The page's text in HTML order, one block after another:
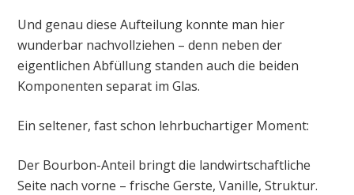
Und genau diese Aufteilung konnte man hier
wunderbar nachvollziehen – denn neben der
eigentlichen Abfüllung standen auch die beiden
Komponenten separat im Glas.
Ein seltener, fast schon lehrbuchartiger Moment:
Der Bourbon-Anteil bringt die landwirtschaftliche
Seite nach vorne – frische Gerste, Vanille, Struktur.